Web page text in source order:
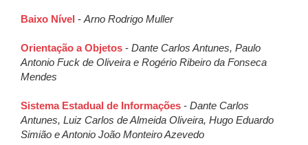
Baixo Nível - Arno Rodrigo Muller
Orientação a Objetos - Dante Carlos Antunes, Paulo
Antonio Fuck de Oliveira e Rogério Ribeiro da Fonseca
Mendes
Sistema Estadual de Informações - Dante Carlos
Antunes, Luiz Carlos de Almeida Oliveira, Hugo Eduardo
Simião e Antonio João Monteiro Azevedo